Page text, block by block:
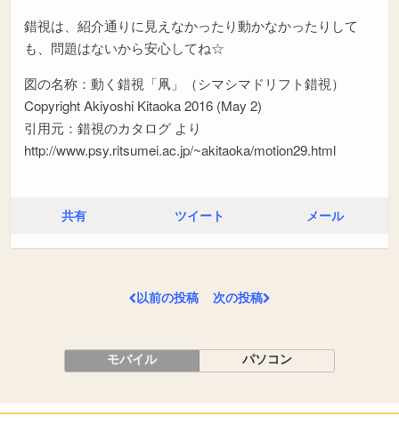
錯視は、紹介通りに見えなかったり動かなかったりして
も、問題はないから安心してね☆
図の名称：動く錯視「凧」（シマシマドリフト錯視）
Copyright Akiyoshi Kitaoka 2016 (May 2)
引用元：錯視のカタログ より
http://www.psy.ritsumei.ac.jp/~akitaoka/motion29.html
共有 ツイート メール
以前の投稿 次の投稿
モバイル パソコン